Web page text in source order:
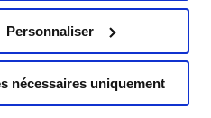
Personnaliser
nécessaires uniquement
|Imprimer